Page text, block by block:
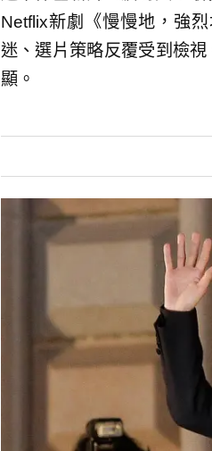
Netflix新劇《慢慢地，強
迷、選片策略反覆受到檢
顯。